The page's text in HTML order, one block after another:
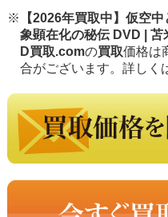
※
【2026年買取中】仮空
象顕在化の秘伝 DVD |
D買取.comの買取価格は
合がございます。詳しく